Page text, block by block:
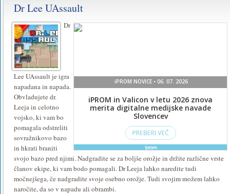
Za
igranje
te
igre
namestite
ali
vklopite
Flash.
Dr Lee UAssault
Dr
Lee UAssault je igra
napadana in napada.
Obvladujete dr.
Leeja in celotno
vojsko, ki vam bo
pomagala odstreliti
sovražnikovo bazo
in hkrati braniti
svojo bazo pred njimi. Nadgradite se za boljše orožje in držite različne vrste
članov ekipe, ki vam bodo pomagali. Dr Leeja lahko naredite tudi
močnejšega, če nadgradite svoje osebno orožje. Tudi svojim možem lahko
naročite, da so v napadu ali obrambi.